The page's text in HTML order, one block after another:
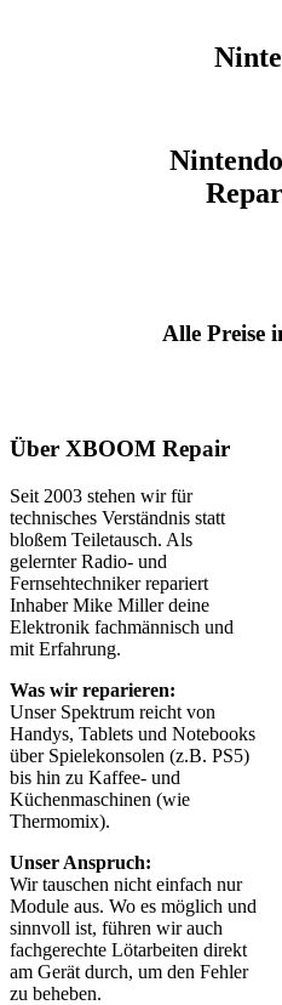
Alle Preise
Über XBOOM Repair
Seit 2003 stehen wir für
technisches Verständnis statt
bloßem Teiletausch. Als
gelernter Radio- und
Fernsehtechniker repariert
Inhaber Mike Miller deine
Elektronik fachmännisch und
mit Erfahrung.
Was wir reparieren:
Unser Spektrum reicht von
Handys, Tablets und Notebooks
über Spielekonsolen (z.B. PS5)
bis hin zu Kaffee- und
Küchenmaschinen (wie
Thermomix).
Unser Anspruch:
Wir tauschen nicht einfach nur
Module aus. Wo es möglich und
sinnvoll ist, führen wir auch
fachgerechte Lötarbeiten direkt
am Gerät durch, um den Fehler
zu beheben.